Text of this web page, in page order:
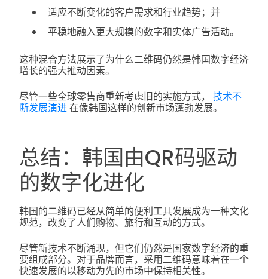
适应不断变化的客户需求和行业趋势；并
平稳地融入更大规模的数字和实体广告活动。
这种混合方法展示了为什么二维码仍然是韩国数字经济
增长的强大推动因素。
尽管一些全球零售商重新考虑旧的实施方式， 技术不
断发展演进在像韩国这样的创新市场蓬勃发展。
总结：韩国由QR码驱动
的数字化进化
韩国的二维码已经从简单的便利工具发展成为一种文化
规范，改变了人们购物、旅行和互动的方式。
尽管新技术不断涌现，但它们仍然是国家数字经济的重
要组成部分。对于品牌而言，采用二维码意味着在一个
快速发展的以移动为先的市场中保持相关性。